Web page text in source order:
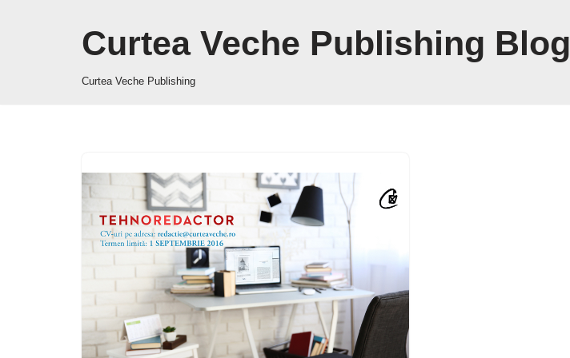
Curtea Veche Publishing Blog
Curtea Veche Publishing